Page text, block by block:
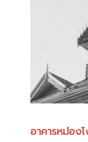
อาคารหม่อง